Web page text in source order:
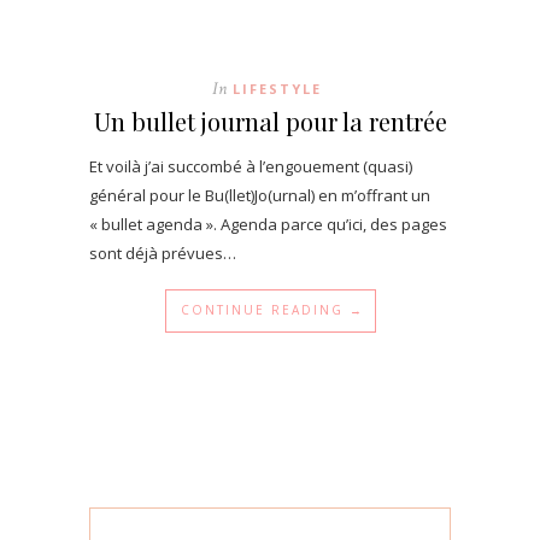
In LIFESTYLE
Un bullet journal pour la rentrée
Et voilà j’ai succombé à l’engouement (quasi)
général pour le Bu(llet)Jo(urnal) en m’offrant un
« bullet agenda ». Agenda parce qu’ici, des pages
sont déjà prévues…
CONTINUE READING →